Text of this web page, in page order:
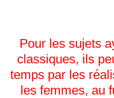
Pour les sujets
classiques, ils
temps par les
les femmes, au